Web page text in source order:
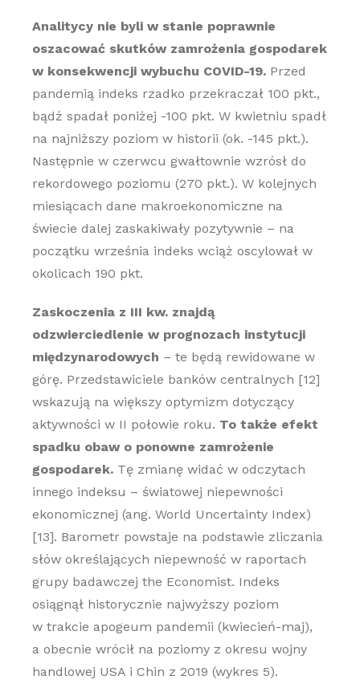
Analitycy nie byli w stanie poprawnie
oszacować skutków zamrożenia gospodarek
w konsekwencji wybuchu COVID-19.Przed
pandemią indeks rzadko przekraczał 100 pkt.,
bądź spadał poniżej -100 pkt. W kwietniu spadł
na najniższy poziom w historii (ok. -145 pkt.).
Następnie w czerwcu gwałtownie wzrósł do
rekordowego poziomu (270 pkt.). W kolejnych
miesiącach dane makroekonomiczne na
świecie dalej zaskakiwały pozytywnie – na
początku września indeks wciąż oscylował w
okolicach 190 pkt.
Zaskoczenia z III kw. znajdą
odzwierciedlenie w prognozach instytucji
międzynarodowych – te będą rewidowane w
górę. Przedstawiciele banków centralnych [12]
wskazują na większy optymizm dotyczący
aktywności w II połowie roku. To także efekt
spadku obaw o ponowne zamrożenie
gospodarek.Tę zmianę widać w odczytach
innego indeksu – światowej niepewności
ekonomicznej (ang. World Uncertainty Index)
[13]. Barometr powstaje na podstawie zliczania
słów określających niepewność w raportach
grupy badawczej the Economist. Indeks
osiągnął historycznie najwyższy poziom
w trakcie apogeum pandemii (kwiecień-maj),
a obecnie wrócił na poziomy z okresu wojny
handlowej USA i Chin z 2019 (wykres 5).